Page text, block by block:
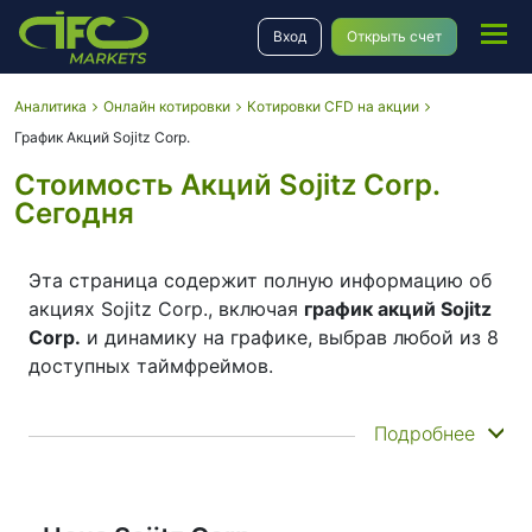
Вход Открыть счет
Аналитика Онлайн котировки
Котировки CFD на акции
График Акций Sojitz Corp.
Стоимость Акций Sojitz Corp.
Сегодня
Эта страница содержит полную информацию об
акциях Sojitz Corp., включая график акций Sojitz
Corp. и динамику на графике, выбрав любой из 8
доступных таймфреймов.
Перемещая начало и конец тайм-фрейма на
возможность выбрать тип отображения
Подробнее